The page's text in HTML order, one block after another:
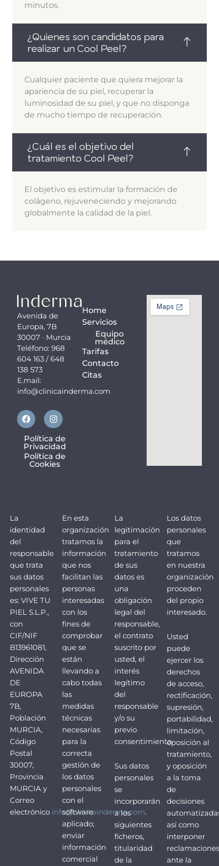
minutos.
¿Quienes son candidatos para
realizar un Cool Peel?
Cualquier paciente que quiera mejorar la
apariencia de su piel, recuperar la
luminosidad de su piel, y que no disponga
de mucho tiempo de recuperación.
¿Cuál es el objetivo del
tratamiento Cool Peel?
El objetivo es estimular la formación de
colágeno, rejuveneciendo y mejorando
globalmente la calidad de la piel.
Avenida de
Europa, 7B
30007 · Murcia
Teléfono: 968
604 163 / 648
138 573
E.mail:
info@clinicainderma.com
F
a
c
e
b
o
o
I
n
s
t
a
g
r
Política de
Privacidad
Política de
Cookies
Home
Servicios
Equipo
médico
Tarifas
Contacto
Citas
La
identidad
del
responsable
que trata
sus datos
personales
es: VIVE TU
PIEL S.L.P.,
con
CIF/NIF
B13961081,
Dirección
AVENIDA
DE
EUROPA
7B,
Población
MURCIA,
Código
Postal
30007,
Provincia
MURCIA y
Correo
electrónico info@clinicainderma.com.
En esta
organización
tratamos la
información
que nos
facilitan las
personas
interesadas
con los
fines de
comprobar
que se
están
llevando a
cabo todas
las
medidas
técnicas
necesarias
para la
correcta
gestión de
los datos
personales
con el
software
aplicado;
enviar
información
comercial
La
legitimación
para el
tratamiento
de sus
datos es
una
obligación
legal del
responsable,
el contrato
suscrito por
usted, el
interés
legítimo
del
responsable
y/o su
previo
consentimiento.
Sus datos
personales
se
incorporarán
a los
siguientes
ficheros,
titularidad
de la
Los datos
personales
que
tratamos
en nuestra
organización
proceden
del propio
interesado.
Usted
puede
ejercer los
derechos
de acceso,
rectificación,
supresión,
portabilidad,
limitación,
oposición al
tratamiento,
y oposición
a la toma
de
decisiones
así como
interponer
reclamaciones
ante la